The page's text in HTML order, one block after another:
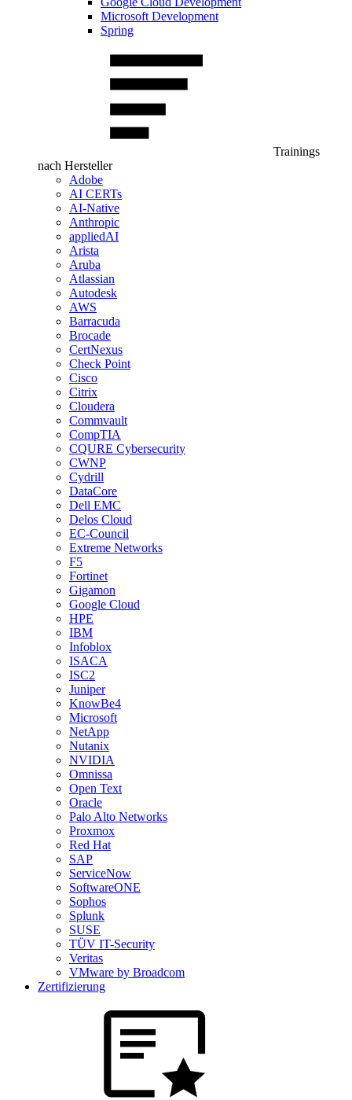
Microsoft Development
Spring
Trainings
nach Hersteller
Adobe
AI CERTs
AI-Native
Anthropic
appliedAI
Arista
Aruba
Atlassian
Autodesk
AWS
Barracuda
Brocade
CertNexus
Check Point
Cisco
Citrix
Cloudera
Commvault
CompTIA
CQURE Cybersecurity
CWNP
Cydrill
DataCore
Dell EMC
Delos Cloud
EC-Council
Extreme Networks
F5
Fortinet
Gigamon
Google Cloud
HPE
IBM
Infoblox
ISACA
ISC2
Juniper
KnowBe4
Microsoft
NetApp
Nutanix
NVIDIA
Omnissa
Open Text
Oracle
Palo Alto Networks
Proxmox
Red Hat
SAP
ServiceNow
SoftwareONE
Sophos
Splunk
SUSE
TÜV IT-Security
Veritas
VMware by Broadcom
Zertifizierung